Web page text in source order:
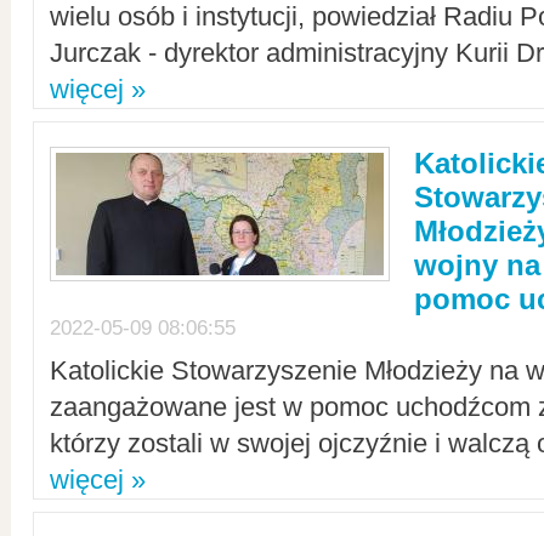
wielu osób i instytucji, powiedział Radiu
Jurczak - dyrektor administracyjny Kurii
więcej »
wojny
pomoc
2022-05-09 08:06:55
Katolickie Stowarzyszenie Młodzieży na
zaangażowane jest w pomoc uchodźcom
którzy zostali w swojej ojczyźnie i walczą
więcej »